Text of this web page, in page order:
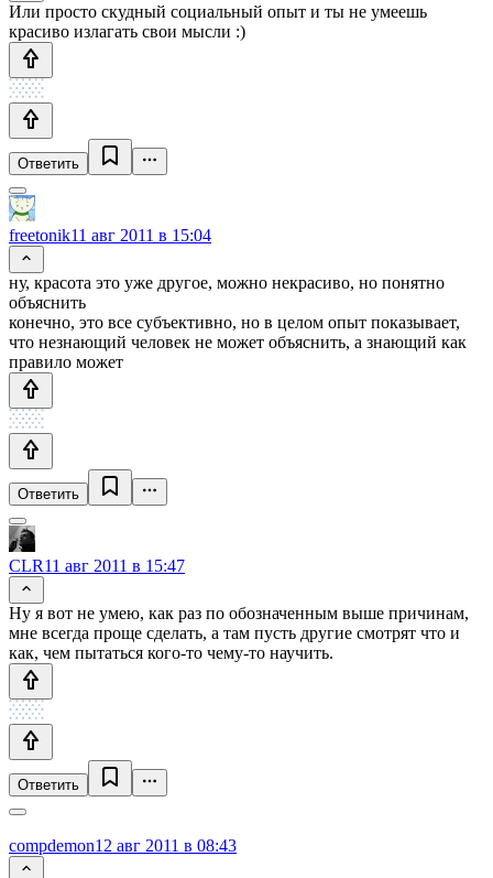
Или просто скудный социальный опыт и ты не умеешь
красиво излагать свои мысли :)
Ответить
freetonik11 авг 2011 в 15:04
ну, красота это уже другое, можно некрасиво, но понятно
объяснить
конечно, это все субъективно, но в целом опыт показывает,
что незнающий человек не может объяснить, а знающий как
правило может
Ответить
CLR11 авг 2011 в 15:47
Ну я вот не умею, как раз по обозначенным выше причинам,
мне всегда проще сделать, а там пусть другие смотрят что и
как, чем пытаться кого-то чему-то научить.
Ответить
compdemon12 авг 2011 в 08:43